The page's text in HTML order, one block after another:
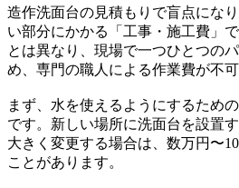
造作洗面台の見積もりで盲点にな
い部分にかかる「工事・施工費」
とは異なり、現場で一つひとつの
め、専門の職人による作業費が不可
まず、水を使えるようにするため
です。新しい場所に洗面台を設置
大きく変更する場合は、数万円〜
ことがあります。